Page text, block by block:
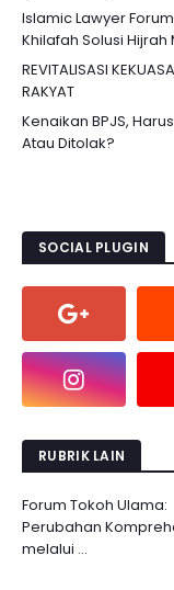
Islamic Lawyer
Khilafah Solusi Hijrah
REVITALISASI
RAKYAT
Kenaikan BPJS,
Atau Ditolak?
SOCIAL PLUGIN
RUBRIK LAIN
Forum Tokoh Ulama:
Perubahan
melalui ...